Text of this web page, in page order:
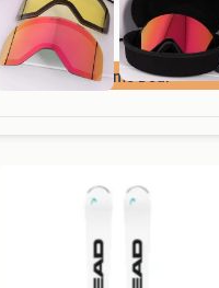
Duurzame Deal